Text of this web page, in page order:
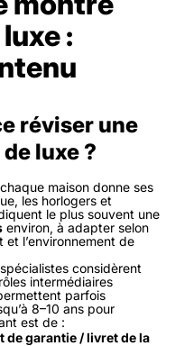
:
réviser une
luxe ?
maison donne ses
les horlogers et
le plus souvent une
environ, à adapter selon
et l’environnement de
considèrent
intermédiaires
parfois
8–10 ans pour
est de :
de garantie / livret de la